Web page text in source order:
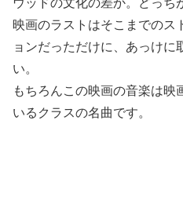
映画のラストはそこまでのス
ョンだっただけに、あっけに
い。
もちろんこの映画の音楽は映
いるクラスの名曲です。